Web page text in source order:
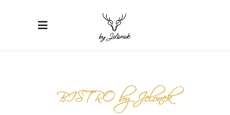
BISTRO by Jelonek